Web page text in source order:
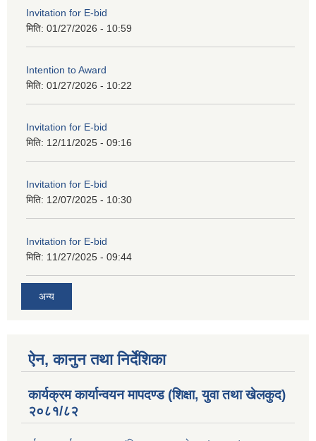
Invitation for E-bid
मिति: 01/27/2026 - 10:59
Intention to Award
मिति: 01/27/2026 - 10:22
Invitation for E-bid
मिति: 12/11/2025 - 09:16
Invitation for E-bid
मिति: 12/07/2025 - 10:30
Invitation for E-bid
मिति: 11/27/2025 - 09:44
अन्य
ऐन, कानुन तथा निर्देशिका
कार्यक्रम कार्यान्वयन मापदण्ड (शिक्षा, युवा तथा खेलकुद)
२०८१/८२